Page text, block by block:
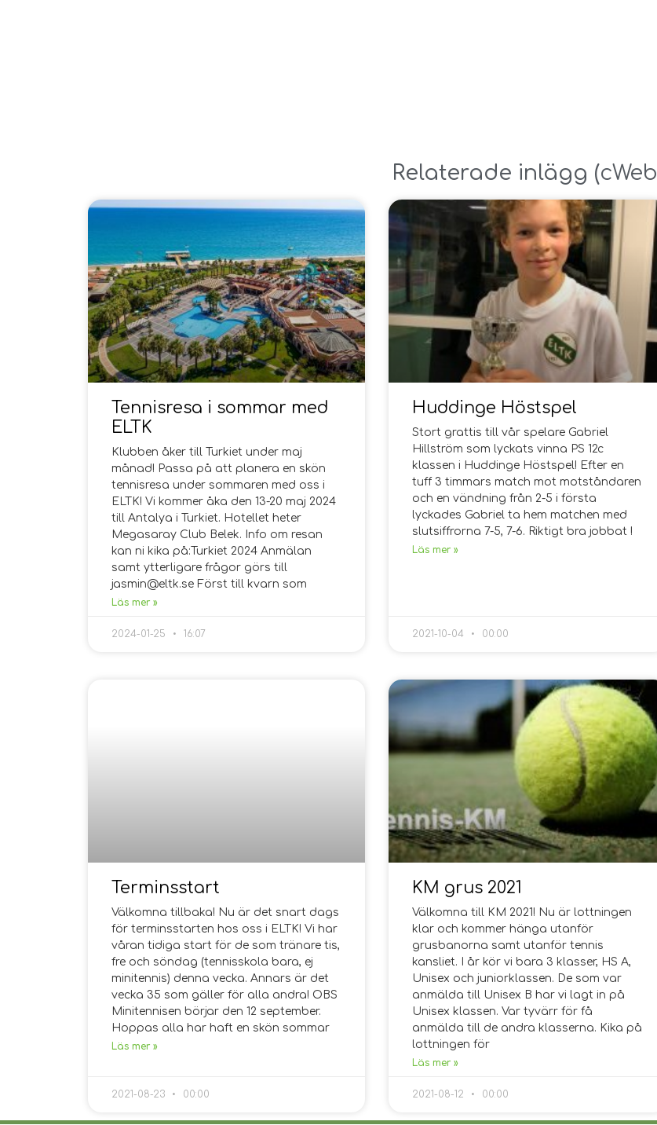
Relaterade inlägg ​(cWeb
Tennisresa i sommar med
ELTK
Klubben åker till Turkiet under maj
månad! Passa på att planera en skön
tennisresa under sommaren med oss i
ELTK! Vi kommer åka den 13-20 maj 2024
till Antalya i Turkiet. Hotellet heter
Megasaray Club Belek. Info om resan
kan ni kika på:Turkiet 2024 Anmälan
samt ytterligare frågor görs till
jasmin@eltk.se Först till kvarn som
Läs mer »
2024-01-25 16:07
Huddinge Höstspel
Stort grattis till vår spelare Gabriel
Hillström som lyckats vinna PS 12c
klassen i Huddinge Höstspel! Efter en
tuff 3 timmars match mot motståndaren
och en vändning från 2-5 i första
lyckades Gabriel ta hem matchen med
slutsiffrorna 7-5, 7-6. Riktigt bra jobbat !
Läs mer »
2021-10-04 00:00
Terminsstart
Välkomna tillbaka! Nu är det snart dags
för terminsstarten hos oss i ELTK! Vi har
våran tidiga start för de som tränare tis,
fre och söndag (tennisskola bara, ej
minitennis) denna vecka. Annars är det
vecka 35 som gäller för alla andra! OBS
Minitennisen börjar den 12 september.
Hoppas alla har haft en skön sommar
Läs mer »
2021-08-23 00:00
KM grus 2021
Välkomna till KM 2021! Nu är lottningen
klar och kommer hänga utanför
grusbanorna samt utanför tennis
kansliet. I år kör vi bara 3 klasser, HS A,
Unisex och juniorklassen. De som var
anmälda till Unisex B har vi lagt in på
Unisex klassen. Var tyvärr för få
anmälda till de andra klasserna. Kika på
lottningen för
Läs mer »
2021-08-12 00:00